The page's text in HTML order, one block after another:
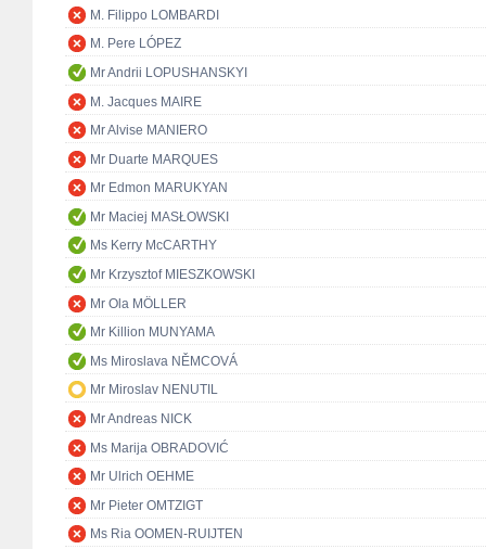
M. Filippo LOMBARDI
M. Pere LÓPEZ
Mr Andrii LOPUSHANSKYI
M. Jacques MAIRE
Mr Alvise MANIERO
Mr Duarte MARQUES
Mr Edmon MARUKYAN
Mr Maciej MASŁOWSKI
Ms Kerry McCARTHY
Mr Krzysztof MIESZKOWSKI
Mr Ola MÖLLER
Mr Killion MUNYAMA
Ms Miroslava NĚMCOVÁ
Mr Miroslav NENUTIL
Mr Andreas NICK
Ms Marija OBRADOVIĆ
Mr Ulrich OEHME
Mr Pieter OMTZIGT
Ms Ria OOMEN-RUIJTEN